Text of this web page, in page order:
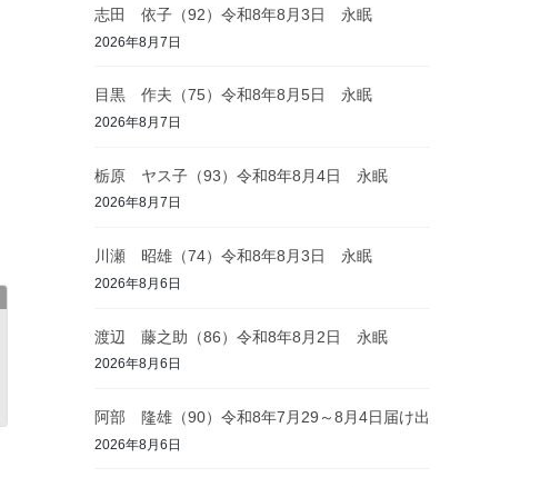
志田 依子（92）令和8年8月3日 永眠
2026年8月7日
目黒 作夫（75）令和8年8月5日 永眠
2026年8月7日
栃原 ヤス子（93）令和8年8月4日 永眠
2026年8月7日
川瀬 昭雄（74）令和8年8月3日 永眠
2026年8月6日
渡辺 藤之助（86）令和8年8月2日 永眠
2026年8月6日
阿部 隆雄（90）令和8年7月29～8月4日届け出
2026年8月6日